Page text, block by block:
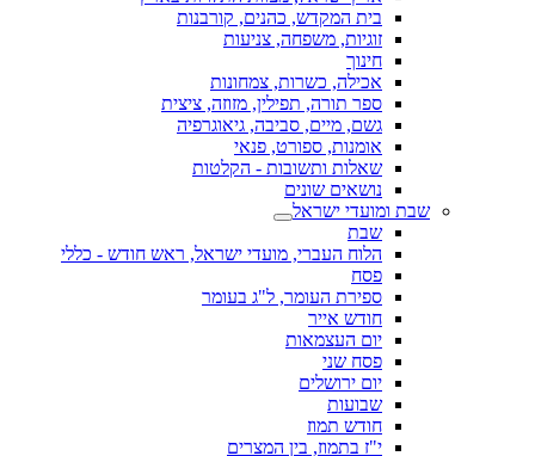
בית המקדש, כהנים, קורבנות
זוגיות, משפחה, צניעות
חינוך
אכילה, כשרות, צמחונות
ספר תורה, תפילין, מזוזה, ציצית
גשם, מיים, סביבה, גיאוגרפיה
אומנות, ספורט, פנאי
שאלות ותשובות - הקלטות
נושאים שונים
שבת ומועדי ישראל
שבת
הלוח העברי, מועדי ישראל, ראש חודש - כללי
פסח
ספירת העומר, ל"ג בעומר
חודש אייר
יום העצמאות
פסח שני
יום ירושלים
שבועות
חודש תמוז
י"ז בתמוז, בין המצרים